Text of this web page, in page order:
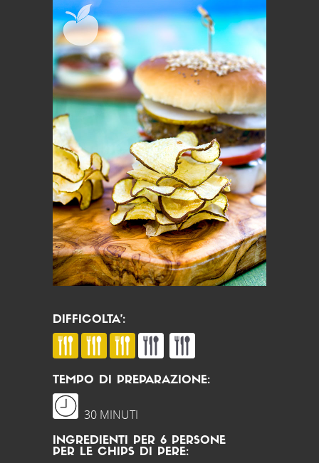
DIFFICOLTA’:
TEMPO DI PREPARAZIONE:
30 MINUTI
INGREDIENTI PER 6 PERSONE
PER LE CHIPS DI PERE: